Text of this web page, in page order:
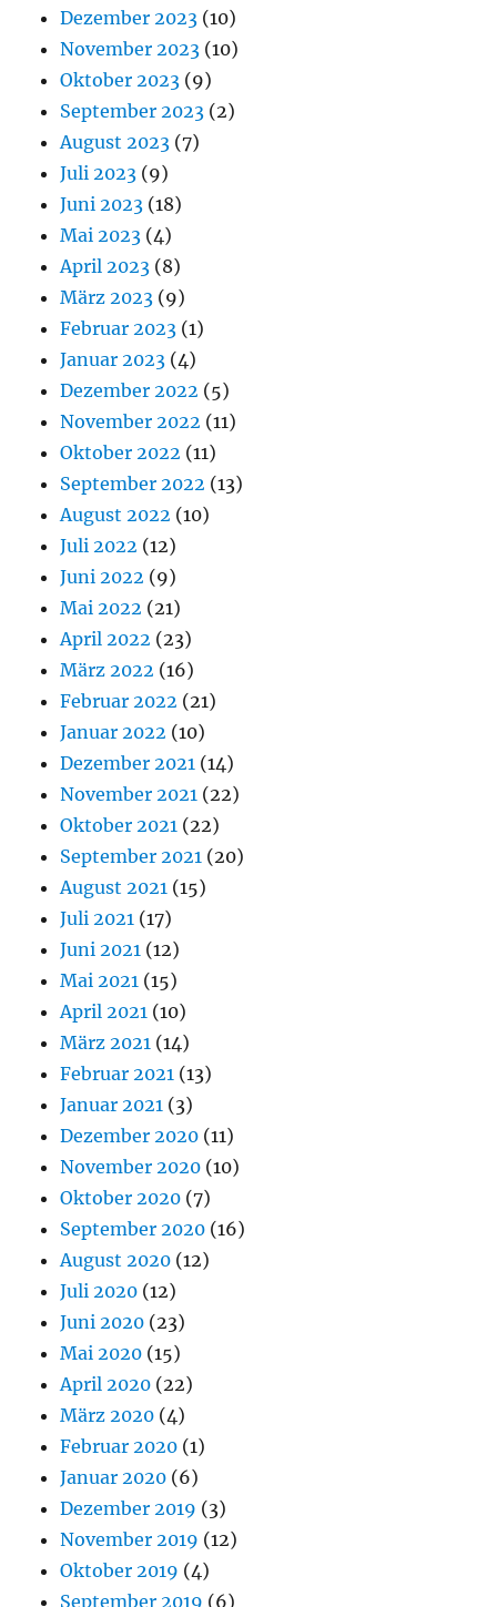
Dezember 2023 (10)
November 2023 (10)
Oktober 2023 (9)
September 2023 (2)
August 2023 (7)
Juli 2023 (9)
Juni 2023 (18)
Mai 2023 (4)
April 2023 (8)
März 2023 (9)
Februar 2023 (1)
Januar 2023 (4)
Dezember 2022 (5)
November 2022 (11)
Oktober 2022 (11)
September 2022 (13)
August 2022 (10)
Juli 2022 (12)
Juni 2022 (9)
Mai 2022 (21)
April 2022 (23)
März 2022 (16)
Februar 2022 (21)
Januar 2022 (10)
Dezember 2021 (14)
November 2021 (22)
Oktober 2021 (22)
September 2021 (20)
August 2021 (15)
Juli 2021 (17)
Juni 2021 (12)
Mai 2021 (15)
April 2021 (10)
März 2021 (14)
Februar 2021 (13)
Januar 2021 (3)
Dezember 2020 (11)
November 2020 (10)
Oktober 2020 (7)
September 2020 (16)
August 2020 (12)
Juli 2020 (12)
Juni 2020 (23)
Mai 2020 (15)
April 2020 (22)
März 2020 (4)
Februar 2020 (1)
Januar 2020 (6)
Dezember 2019 (3)
November 2019 (12)
Oktober 2019 (4)
September 2019 (6)